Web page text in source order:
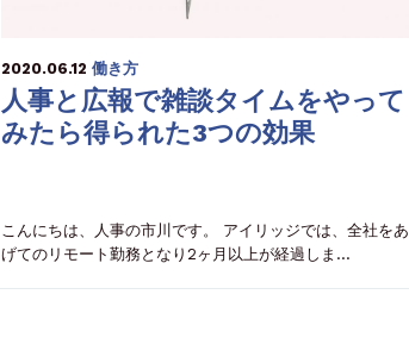
2020.06.12 働き方
人事と広報で雑談タイムをやって
みたら得られた3つの効果
こんにちは、人事の市川です。 アイリッジでは、全社をあ
げてのリモート勤務となり2ヶ月以上が経過しま…